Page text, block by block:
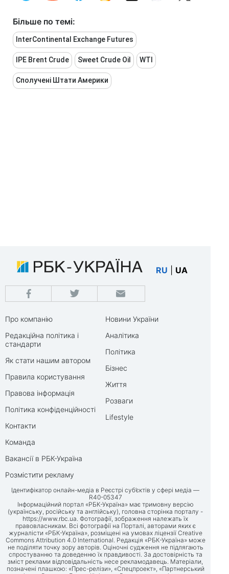
Більше по темі:
InterContinental Exchange Futures
IPE Brent Crude Sweet Crude Oil WTI
Сполучені Штати Америки
RU UA
Про компанію
Редакційна політика і
стандарти
Як стати нашим автором
Правила користування
Правова інформація
Політика конфіденційності
Контакти
Команда
Вакансії в РБК-Україна
Розмістити рекламу
Новини України
Аналітика
Політика
Бізнес
Життя
Розваги
Lifestyle
Ідентифікатор онлайн-медіа в Реєстрі суб’єктів у сфері медіа —
R40-05347
Інформаційний портал «РБК-Україна» має тримовну версію
(українську, російську та англійську), головна сторінка порталу -
https://www.rbc.ua. Фотографії, зображення належать їх
правовласникам. Всі фотографії на Порталі, авторами яких є
журналісти «РБК-Україна», розміщені на умовах ліцензії Creative
Commons Attribution 4.0 International. Редакція «РБК-Україна» може
не поділяти точку зору авторів. Оціночні судження не підлягають
спростуванню та доведенню їх правдивості. За достовірність та
зміст реклами відповідальність несе рекламодавець. Матеріали,
позначені плашкою: «Прес-релізи», «Спецпроект», «Партнерський